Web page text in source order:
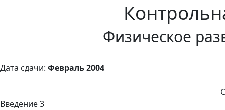
Физическое
Дата сдачи: Февраль 2004
Введение 3